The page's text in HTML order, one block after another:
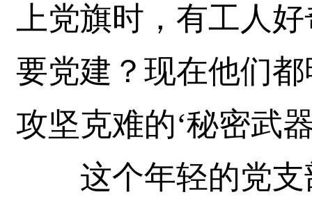
上党旗时，有工人
要党建？现在他们
攻坚克难的‘秘密武
这个年轻的党支